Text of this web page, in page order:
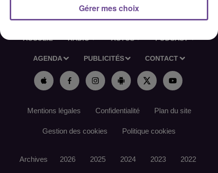
ACCUEIL RADIO ACTUS PODCAST
AGENDA PUBLICITÉS CONTACT
Mentions légales Confidentialité Plan du site
Gestion des cookies Politique cookies
Archives 2026 2025 2024 2023 2022
Gérer mes choix